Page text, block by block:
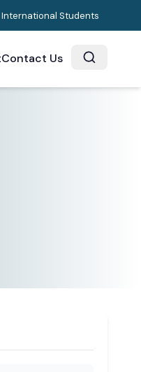
International Students
Contact Us